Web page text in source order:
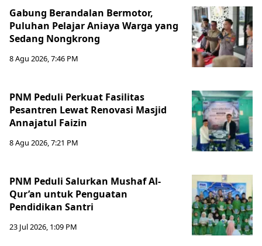
Gabung Berandalan Bermotor,
Puluhan Pelajar Aniaya Warga yang
Sedang Nongkrong
8 Agu 2026, 7:46 PM
PNM Peduli Perkuat Fasilitas
Pesantren Lewat Renovasi Masjid
Annajatul Faizin
8 Agu 2026, 7:21 PM
PNM Peduli Salurkan Mushaf Al-
Qur’an untuk Penguatan
Pendidikan Santri
23 Jul 2026, 1:09 PM